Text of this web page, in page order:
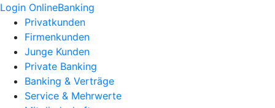
Login OnlineBanking
Privatkunden
Firmenkunden
Junge Kunden
Private Banking
Banking & Verträge
Service & Mehrwerte